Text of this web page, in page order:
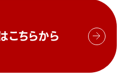
こちらから